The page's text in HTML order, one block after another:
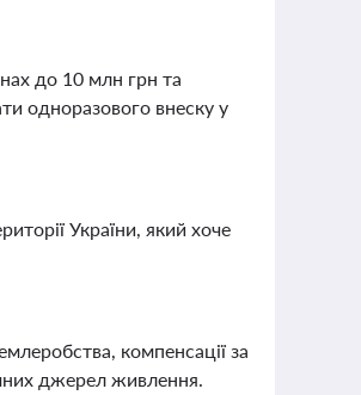
до 10 млн грн та
одноразового внеску у
України, який хоче
компенсації за
джерел живлення.